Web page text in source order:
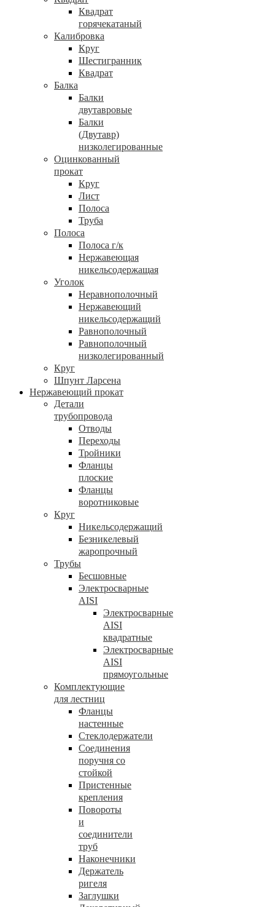
Квадрат
горячекатаный
Калибровка
Круг
Шестигранник
Квадрат
Балка
Балки
двутавровые
Балки
(Двутавр)
низколегированные
Оцинкованный
прокат
Круг
Лист
Полоса
Труба
Полоса
Полоса г/к
Нержавеющая
никельсодержащая
Уголок
Неравнополочный
Нержавеющий
никельсодержащий
Равнополочный
Равнополочный
низколегированный
Круг
Шпунт Ларсена
Нержавеющий прокат
Детали
трубопровода
Отводы
Переходы
Тройники
Фланцы
плоские
Фланцы
воротниковые
Круг
Никельсодержащий
Безникелевый
жаропрочный
Трубы
Бесшовные
Электросварные
AISI
Электросварные
AISI
квадратные
Электросварные
AISI
прямоугольные
Комплектующие
для лестниц
Фланцы
настенные
Стеклодержатели
Соединения
поручня со
стойкой
Пристенные
крепления
Повороты
и
соединители
труб
Наконечники
Держатель
ригеля
Заглушки